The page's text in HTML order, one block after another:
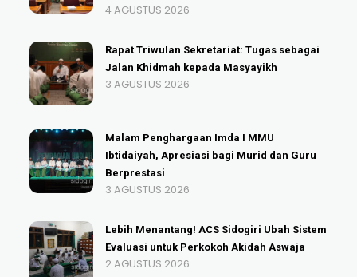
4 AGUSTUS 2026
Rapat Triwulan Sekretariat: Tugas sebagai
Jalan Khidmah kepada Masyayikh
3 AGUSTUS 2026
Malam Penghargaan Imda I MMU
Ibtidaiyah, Apresiasi bagi Murid dan Guru
Berprestasi
3 AGUSTUS 2026
Lebih Menantang! ACS Sidogiri Ubah Sistem
Evaluasi untuk Perkokoh Akidah Aswaja
2 AGUSTUS 2026